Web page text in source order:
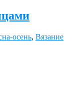
осень, Вязание